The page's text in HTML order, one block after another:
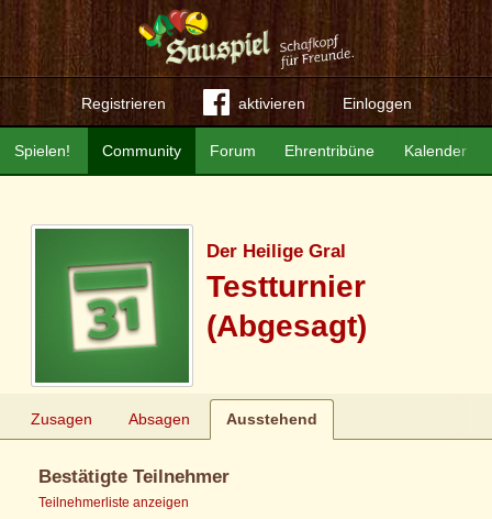
Registrieren aktivieren Einloggen
Community Forum Ehrentribüne Kalender
Spielen!
Der Heilige Gral
Testturnier
(Abgesagt)
Zusagen Absagen Ausstehend
Bestätigte Teilnehmer
Teilnehmerliste anzeigen